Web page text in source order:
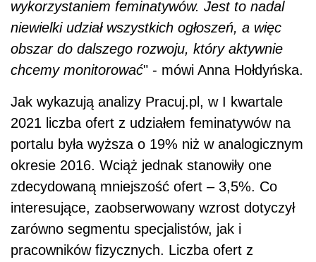
wykorzystaniem feminatywów. Jest to nadal
niewielki udział wszystkich ogłoszeń, a więc
obszar do dalszego rozwoju, który aktywnie
chcemy monitorować" - mówi Anna Hołdyńska.
Jak wykazują analizy Pracuj.pl, w I kwartale
2021 liczba ofert z udziałem feminatywów na
portalu była wyższa o 19% niż w analogicznym
okresie 2016. Wciąż jednak stanowiły one
zdecydowaną mniejszość ofert – 3,5%. Co
interesujące, zaobserwowany wzrost dotyczył
zarówno segmentu specjalistów, jak i
pracowników fizycznych. Liczba ofert z